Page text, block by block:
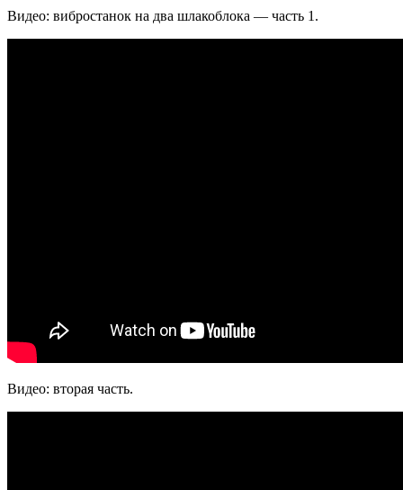
Видео: вибростанок на два шлакоблока — часть 1.
Видео: вторая часть.